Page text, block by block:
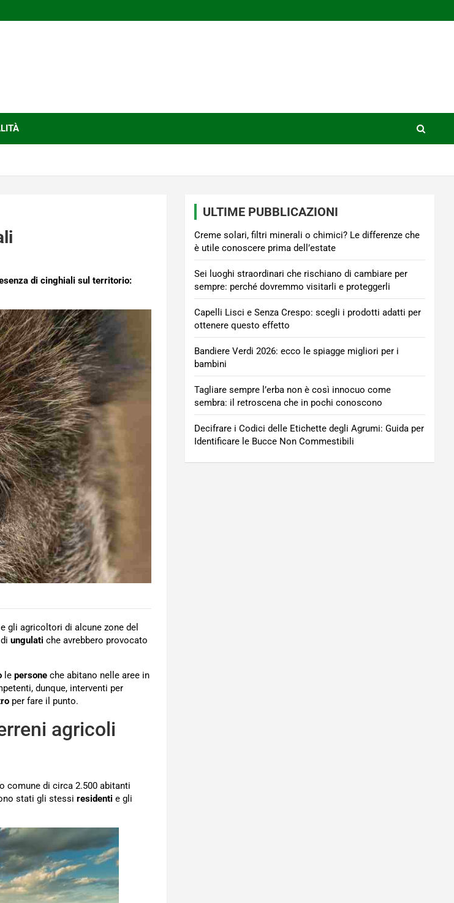
di cinghiali sul territorio:
gli agricoltori di alcune zone del
ungulati che avrebbero provocato
le persone che abitano nelle aree in
dunque, interventi per
per fare il punto.
agricoli
comune di circa 2.500 abitanti
stati gli stessi residenti e gli
ULTIME PUBBLICAZIONI
Creme solari, filtri minerali o chimici? Le differenze che
è utile conoscere prima dell’estate
Sei luoghi straordinari che rischiano di cambiare per
sempre: perché dovremmo visitarli e proteggerli
Capelli Lisci e Senza Crespo: scegli i prodotti adatti per
ottenere questo effetto
Bandiere Verdi 2026: ecco le spiagge migliori per i
bambini
Tagliare sempre l’erba non è così innocuo come
sembra: il retroscena che in pochi conoscono
Decifrare i Codici delle Etichette degli Agrumi: Guida per
Identificare le Bucce Non Commestibili